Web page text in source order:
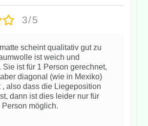
3/5
scheint qualitativ gut zu
ist weich und
Sie ist für 1 Person gerechnet,
diagonal (wie in Mexiko)
, also dass die Liegeposition
dann ist dies leider nur für
möglich.